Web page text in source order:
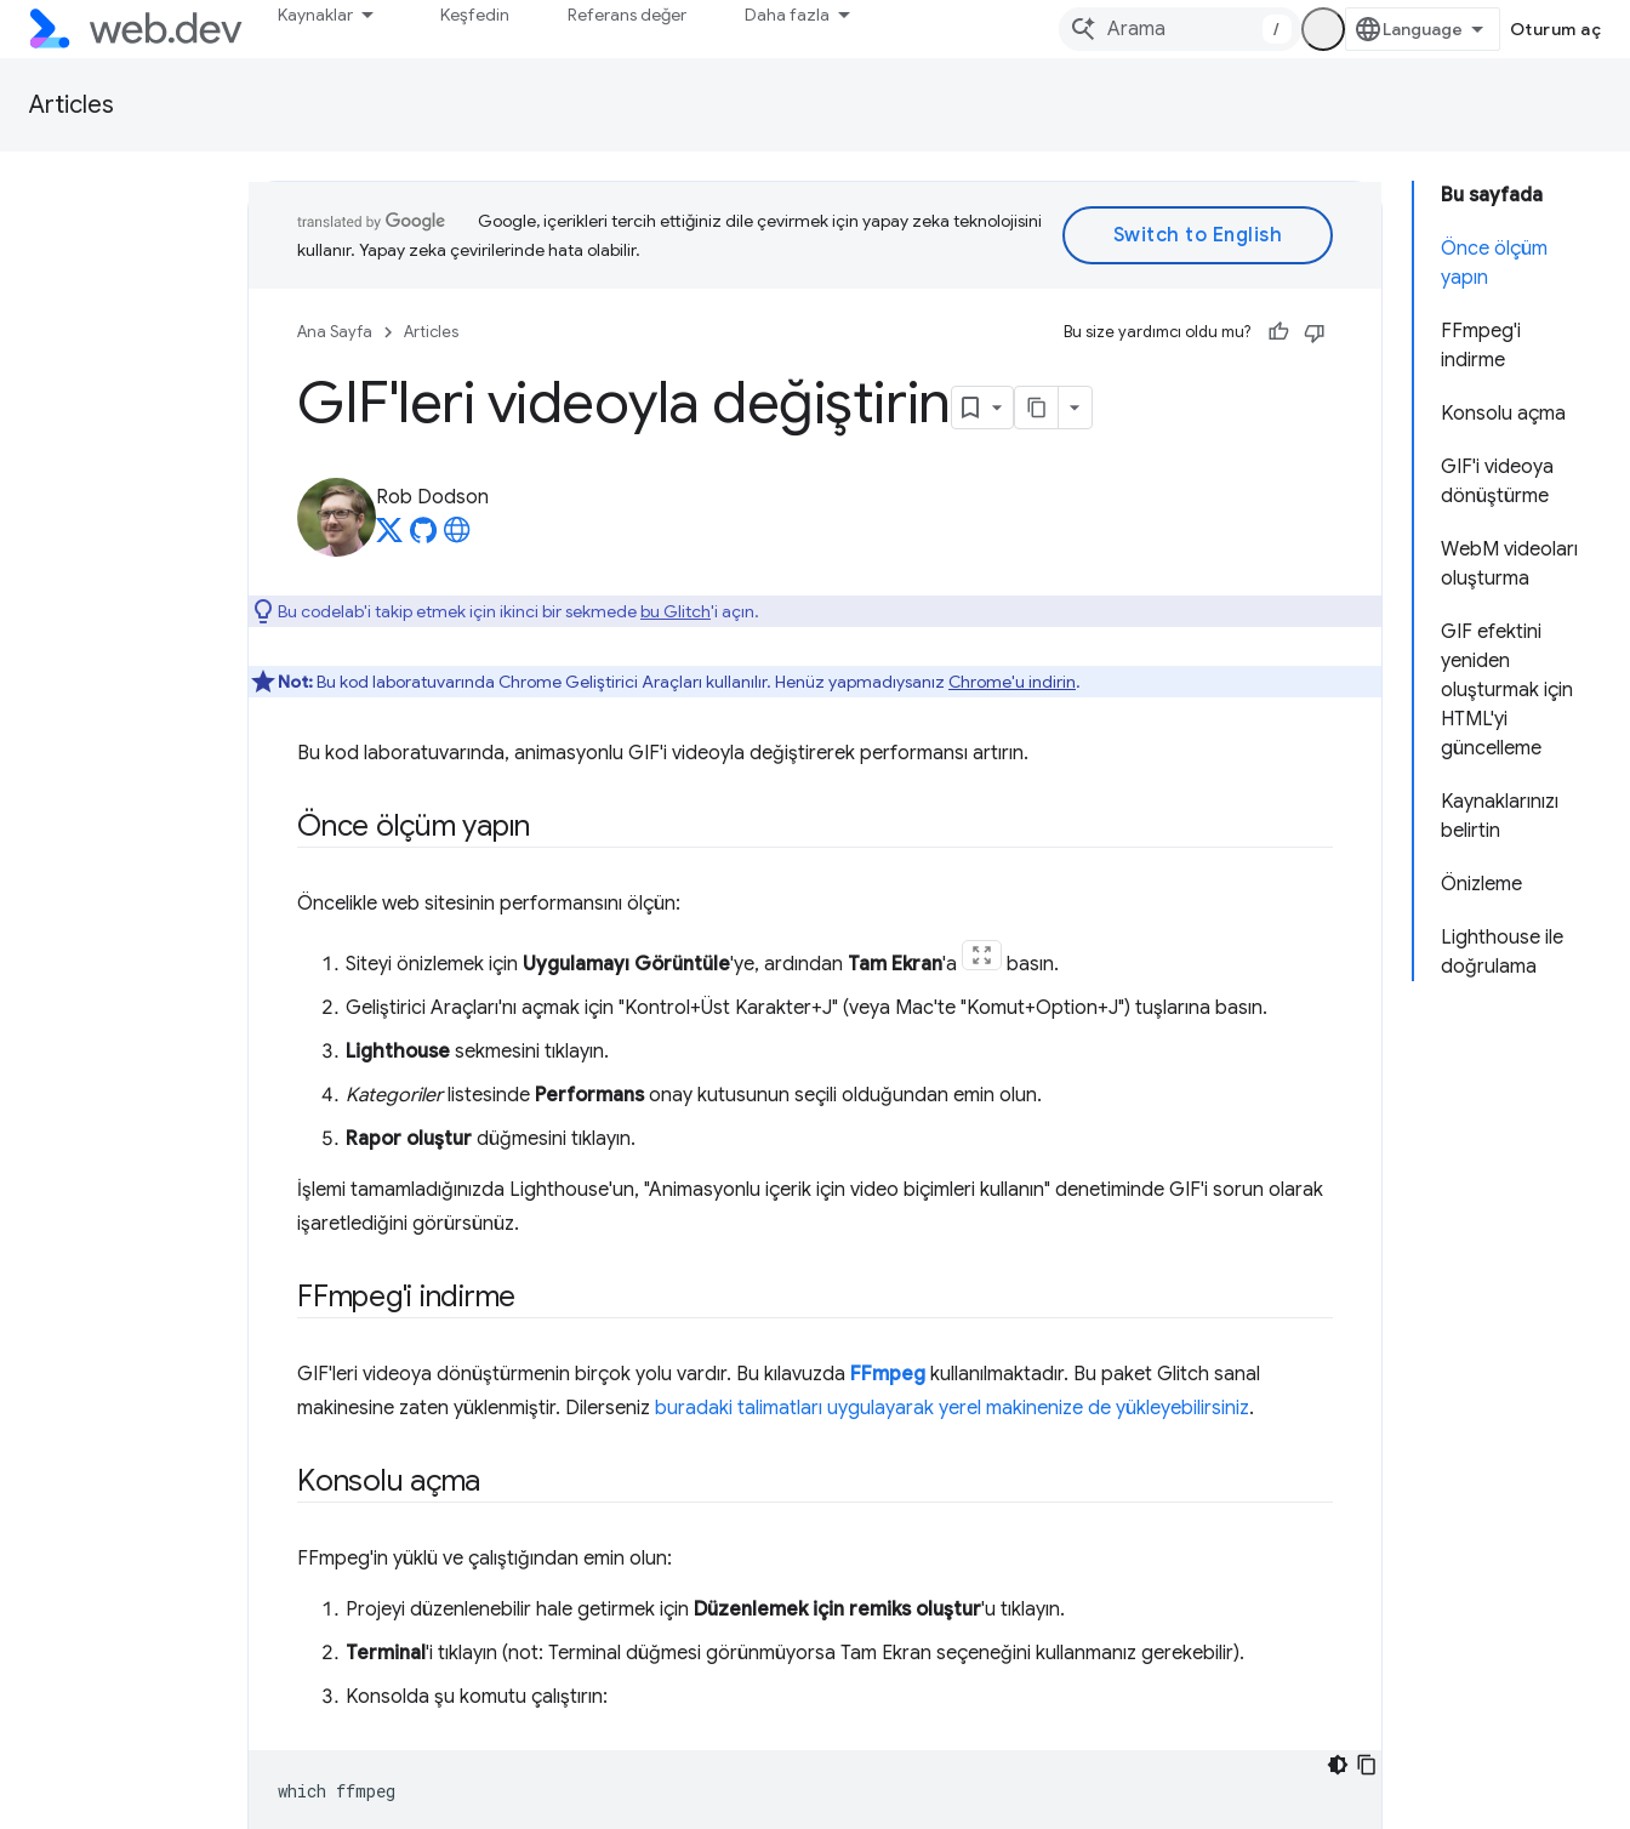
Kaynaklar Keşfedin Referans değer Daha fazla
/ Oturum aç
Articles
Bu sayfada
Önce ölçüm
yapın
FFmpeg'i
indirme
Konsolu açma
GIF'i videoya
dönüştürme
WebM videoları
oluşturma
GIF efektini
yeniden
oluşturmak için
HTML'yi
güncelleme
Kaynaklarınızı
belirtin
Önizleme
Lighthouse ile
doğrulama
Google, içerikleri tercih ettiğiniz dile çevirmek için yapay zeka teknolojisini
kullanır. Yapay zeka çevirilerinde hata olabilir.
Ana Sayfa Articles Bu size yardımcı oldu mu?
GIF'leri videoyla değiştirin
Rob Dodson
Bu codelab'i takip etmek için ikinci bir sekmedebu Glitch'i açın.
Not:Bu kod laboratuvarında Chrome Geliştirici Araçları kullanılır. Henüz yapmadıysanız Chrome'u indirin.
Bu kod laboratuvarında, animasyonlu GIF'i videoyla değiştirerek performansı artırın.
Önce ölçüm yapın
Öncelikle web sitesinin performansını ölçün:
Siteyi önizlemek için Uygulamayı Görüntüle'ye, ardından Tam Ekran'a
basın.
Geliştirici Araçları'nı açmak için "Kontrol+Üst Karakter+J" (veya Mac'te "Komut+Option+J") tuşlarına basın.
Lighthouse sekmesini tıklayın.
Kategorilerlistesinde Performansonay kutusunun seçili olduğundan emin olun.
Rapor oluştur düğmesini tıklayın.
İşlemi tamamladığınızda Lighthouse'un, "Animasyonlu içerik için video biçimleri kullanın" denetiminde GIF'i sorun olarak
işaretlediğini görürsünüz.
FFmpeg'i indirme
GIF'leri videoya dönüştürmenin birçok yolu vardır. Bu kılavuzda FFmpeg kullanılmaktadır. Bu paket Glitch sanal
makinesine zaten yüklenmiştir. Dilerseniz buradaki talimatları uygulayarak yerel makinenize de yükleyebilirsiniz.
Konsolu açma
FFmpeg'in yüklü ve çalıştığından emin olun:
Projeyi düzenlenebilir hale getirmek için Düzenlemek için remiks oluştur'u tıklayın.
Terminal'i tıklayın (not: Terminal düğmesi görünmüyorsa Tam Ekran seçeneğini kullanmanız gerekebilir).
Konsolda şu komutu çalıştırın:
which